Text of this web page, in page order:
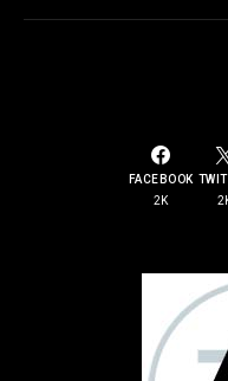
FACEBOOK
2K